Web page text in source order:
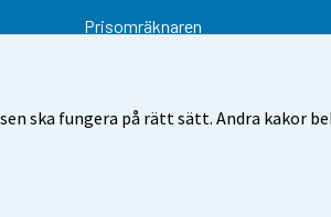
ska fungera på rätt sätt. Andra kakor
Prisomräknaren